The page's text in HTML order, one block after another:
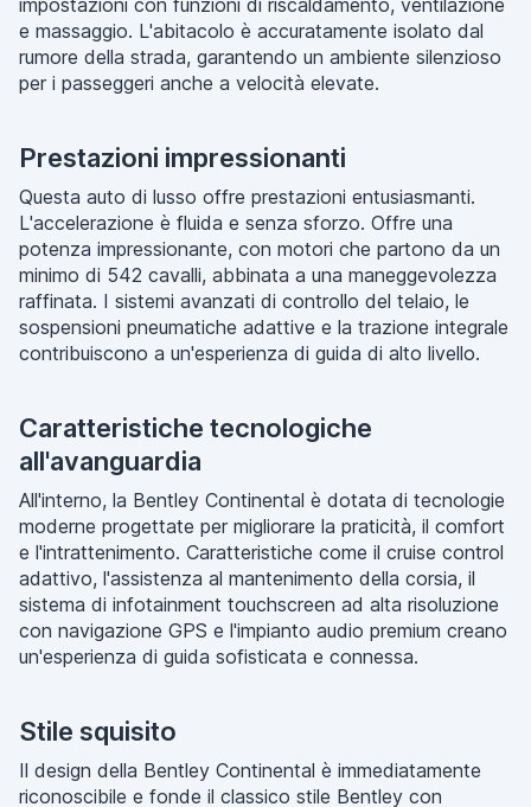
impostazioni con funzioni di riscaldamento, ventilazione
e massaggio. L'abitacolo è accuratamente isolato dal
rumore della strada, garantendo un ambiente silenzioso
per i passeggeri anche a velocità elevate.
Prestazioni impressionanti
Questa auto di lusso offre prestazioni entusiasmanti.
L'accelerazione è fluida e senza sforzo. Offre una
potenza impressionante, con motori che partono da un
minimo di 542 cavalli, abbinata a una maneggevolezza
raffinata. I sistemi avanzati di controllo del telaio, le
sospensioni pneumatiche adattive e la trazione integrale
contribuiscono a un'esperienza di guida di alto livello.
Caratteristiche tecnologiche
all'avanguardia
All'interno, la Bentley Continental è dotata di tecnologie
moderne progettate per migliorare la praticità, il comfort
e l'intrattenimento. Caratteristiche come il cruise control
adattivo, l'assistenza al mantenimento della corsia, il
sistema di infotainment touchscreen ad alta risoluzione
con navigazione GPS e l'impianto audio premium creano
un'esperienza di guida sofisticata e connessa.
Stile squisito
Il design della Bentley Continental è immediatamente
riconoscibile e fonde il classico stile Bentley con